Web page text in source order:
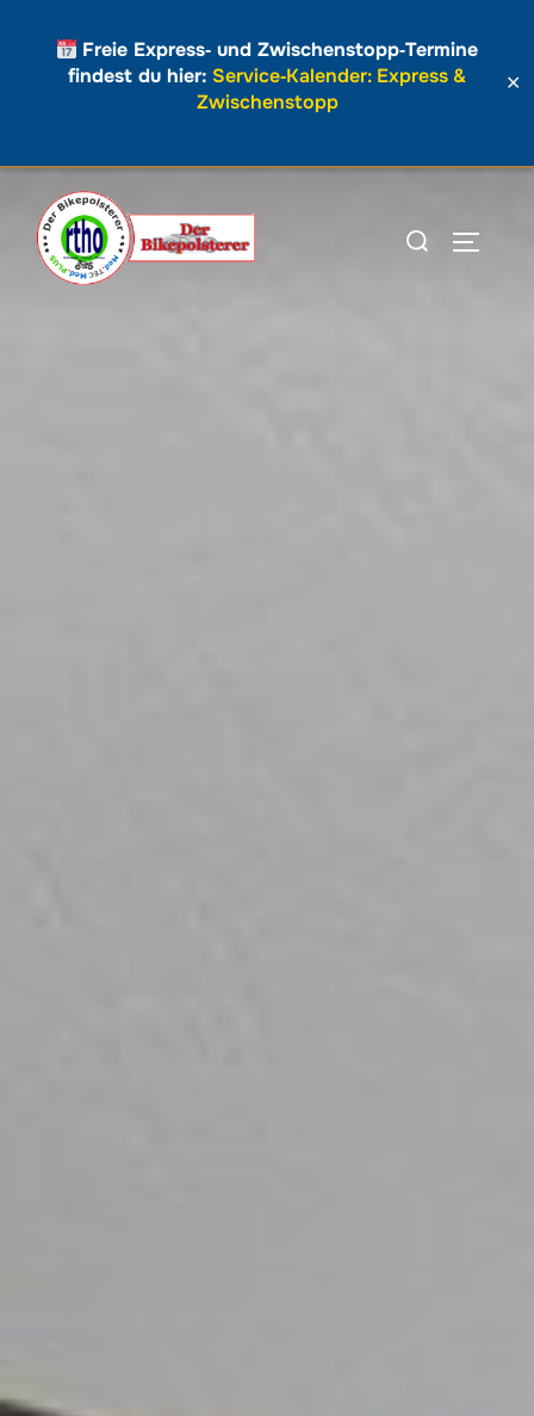
Inhalt
springen
Freie Express‑ und Zwischenstopp‑Termine
findest du hier: Service‑Kalender: Express &
Zwischenstopp
✕
Suchen